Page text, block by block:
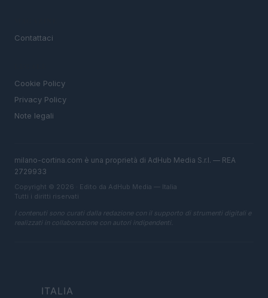
Contattaci
Cookie Policy
Privacy Policy
Note legali
milano-cortina.com è una proprietà di AdHub Media S.r.l. — REA
2729933
Copyright © 2026 · Edito da AdHub Media — Italia
Tutti i diritti riservati
I contenuti sono curati dalla redazione con il supporto di strumenti digitali e
realizzati in collaborazione con autori indipendenti.
ITALIA